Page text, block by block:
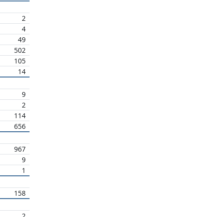
2
4
49
502
105
14
9
2
114
656
967
9
1
158